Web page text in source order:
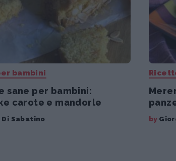
bambini
sane per bambini:
carote e mandorle
Di Sabatino by